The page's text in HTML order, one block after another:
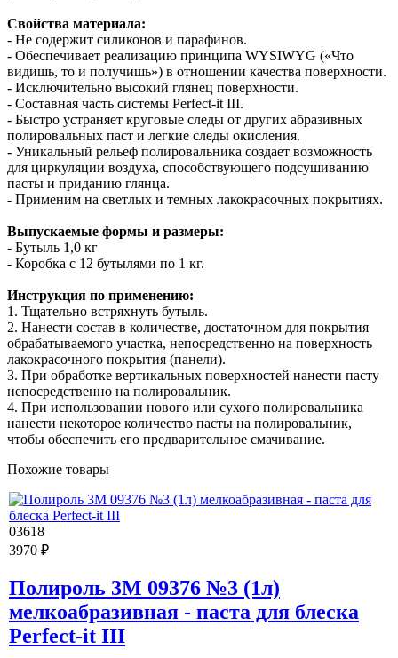
Свойства материала:
- Не содержит силиконов и парафинов.
- Обеспечивает реализацию принципа WYSIWYG («Что
видишь, то и получишь») в отношении качества поверхности.
- Исключительно высокий глянец поверхности.
- Составная часть системы Perfect-it III.
- Быстро устраняет круговые следы от других абразивных
полировальных паст и легкие следы окисления.
- Уникальный рельеф полировальника создает возможность
для циркуляции воздуха, способствующего подсушиванию
пасты и приданию глянца.
- Применим на светлых и темных лакокрасочных покрытиях.
Выпускаемые формы и размеры:
- Бутыль 1,0 кг
- Коробка с 12 бутылями по 1 кг.
Инструкция по применению:
1. Тщательно встряхнуть бутыль.
2. Нанести состав в количестве, достаточном для покрытия
обрабатываемого участка, непосредственно на поверхность
лакокрасочного покрытия (панели).
3. При обработке вертикальных поверхностей нанести пасту
непосредственно на полировальник.
4. При использовании нового или сухого полировальника
нанести некоторое количество пасты на полировальник,
чтобы обеспечить его предварительное смачивание.
Похожие товары
03618
3970 ₽
Полироль 3M 09376 №3 (1л)
мелкоабразивная - паста для блеска
Perfect-it III